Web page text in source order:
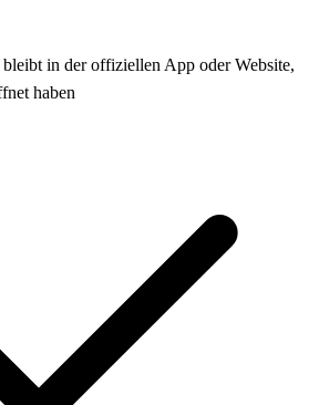
in der offiziellen App oder Website,
haben